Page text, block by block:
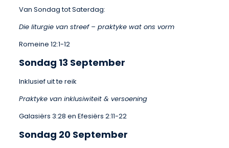
Van Sondag tot Saterdag:
Die liturgie van streef – praktyke wat ons vorm
Romeine 12:1-12
Sondag 13 September
Inklusief uit te reik
Praktyke van inklusiwiteit & versoening
Galasiërs 3:28 en Efesiërs 2:11-22
Sondag 20 September